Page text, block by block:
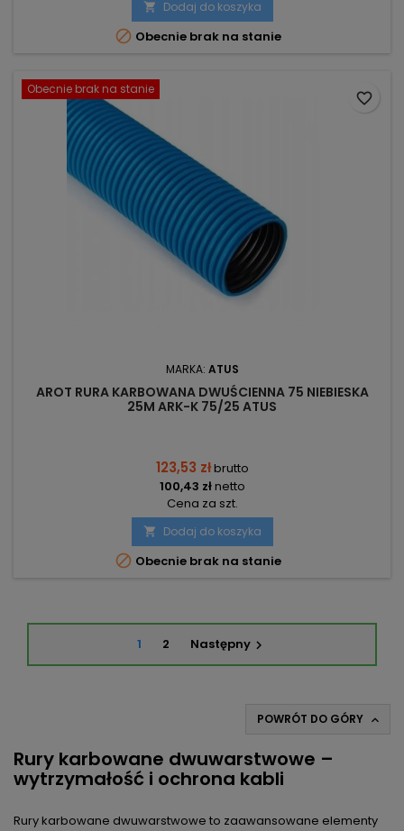
 Dodaj do koszyka
 Obecnie brak na stanie
Obecnie brak na stanie
MARKA: ATUS
AROT RURA KARBOWANA DWUŚCIENNA 75 NIEBIESKA
25M ARK-K 75/25 ATUS
123,53 złbrutto
100,43 złnetto
Cena za szt.
 Dodaj do koszyka
 Obecnie brak na stanie
favorite_border
1 2 Następny 
POWRÓT DO GÓRY 
Rury karbowane dwuwarstwowe –
wytrzymałość i ochrona kabli
Rury karbowane dwuwarstwowe to zaawansowane elementy